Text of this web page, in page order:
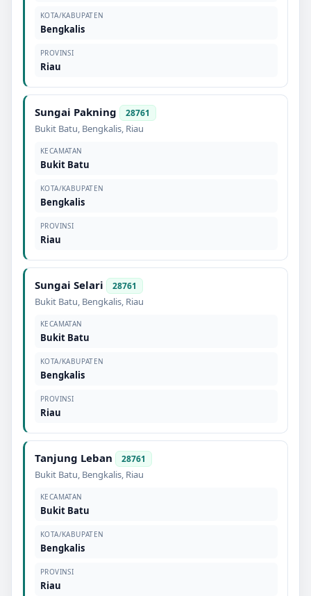
KOTA/KABUPATEN
Bengkalis
PROVINSI
Riau
Sungai Pakning 28761
Bukit Batu, Bengkalis, Riau
KECAMATAN
Bukit Batu
KOTA/KABUPATEN
Bengkalis
PROVINSI
Riau
Sungai Selari 28761
Bukit Batu, Bengkalis, Riau
KECAMATAN
Bukit Batu
KOTA/KABUPATEN
Bengkalis
PROVINSI
Riau
Tanjung Leban 28761
Bukit Batu, Bengkalis, Riau
KECAMATAN
Bukit Batu
KOTA/KABUPATEN
Bengkalis
PROVINSI
Riau